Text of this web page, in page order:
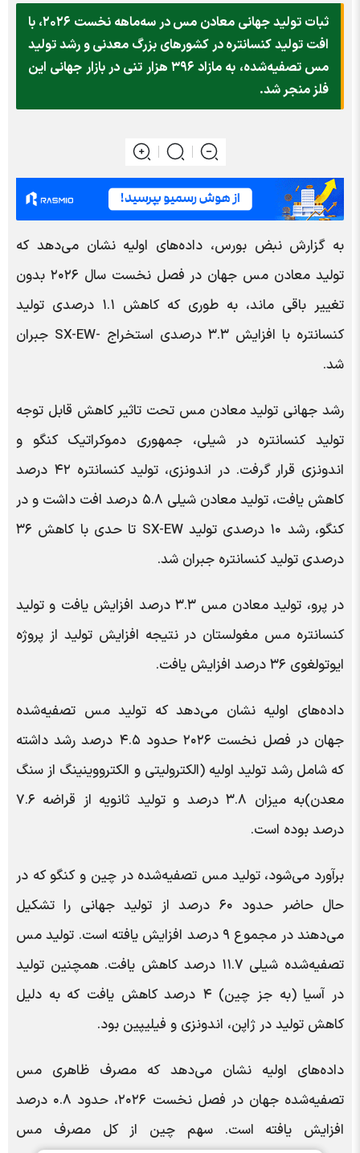
ثبات تولید جهانی معادن مس در سه‌ماهه نخست ۲۰۲۶، با
افت تولید کنسانتره در کشورهای بزرگ معدنی و رشد تولید
مس تصفیه‌شده، به مازاد ۳۹۶ هزار تنی در بازار جهانی این
فلز منجر شد.
به گزارش نبض بورس، داده‌های اولیه نشان می‌دهد که
تولید معادن مس جهان در فصل نخست سال ۲۰۲۶ بدون
تغییر باقی ماند، به طوری که کاهش ۱.۱ درصدی تولید
کنسانتره با افزایش ۳.۳ درصدی استخراج -SX-EW جبران
شد.
رشد جهانی تولید معادن مس تحت تاثیر کاهش قابل توجه
تولید کنسانتره در شیلی، جمهوری دموکراتیک کنگو و
اندونزی قرار گرفت. در اندونزی، تولید کنسانتره ۴۲ درصد
کاهش یافت، تولید معادن شیلی ۵.۸ درصد افت داشت و در
کنگو، رشد ۱۰ درصدی تولید SX-EW تا حدی با کاهش ۳۶
درصدی تولید کنسانتره جبران شد.
در پرو، تولید معادن مس ۳.۳ درصد افزایش یافت و تولید
کنسانتره مس مغولستان در نتیجه افزایش تولید از پروژه
ایوتولغوی ۳۶ درصد افزایش یافت.
داده‌های اولیه نشان می‌دهد که تولید مس تصفیه‌شده
جهان در فصل نخست ۲۰۲۶ حدود ۴.۵ درصد رشد داشته
که شامل رشد تولید اولیه (الکترولیتی و الکترووینینگ از سنگ
معدن)به میزان ۳.۸ درصد و تولید ثانویه از قراضه ۷.۶
درصد بوده است.
برآورد می‌شود، تولید مس تصفیه‌شده در چین و کنگو که در
حال حاضر حدود ۶۰ درصد از تولید جهانی را تشکیل
می‌دهند در مجموع ۹ درصد افزایش یافته است. تولید مس
تصفیه‌شده شیلی ۱۱.۷ درصد کاهش یافت. همچنین تولید
در آسیا (به جز چین) ۴ درصد کاهش یافت که به دلیل
کاهش تولید در ژاپن، اندونزی و فیلیپین بود.
داده‌های اولیه نشان می‌دهد که مصرف ظاهری مس
تصفیه‌شده جهان در فصل نخست ۲۰۲۶، حدود ۰.۸ درصد
افزایش یافته است. سهم چین از کل مصرف مس